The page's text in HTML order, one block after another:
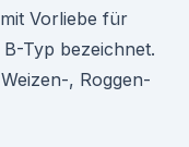
Vorliebe für
Typ bezeichnet.
, Roggen-